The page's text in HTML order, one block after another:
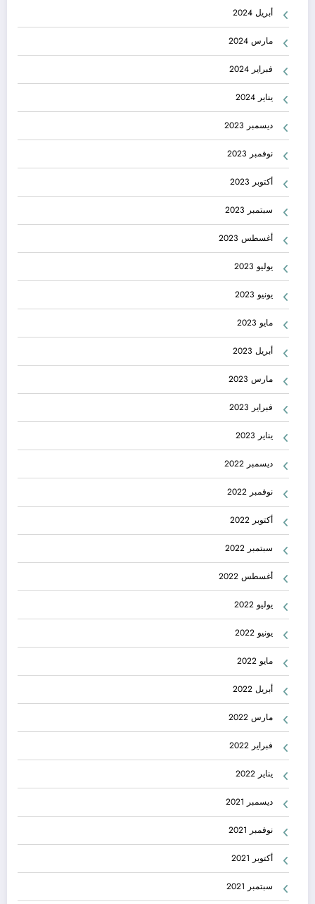
أبريل 2024
مارس 2024
فبراير 2024
يناير 2024
ديسمبر 2023
نوفمبر 2023
أكتوبر 2023
سبتمبر 2023
أغسطس 2023
يوليو 2023
يونيو 2023
مايو 2023
أبريل 2023
مارس 2023
فبراير 2023
يناير 2023
ديسمبر 2022
نوفمبر 2022
أكتوبر 2022
سبتمبر 2022
أغسطس 2022
يوليو 2022
يونيو 2022
مايو 2022
أبريل 2022
مارس 2022
فبراير 2022
يناير 2022
ديسمبر 2021
نوفمبر 2021
أكتوبر 2021
سبتمبر 2021